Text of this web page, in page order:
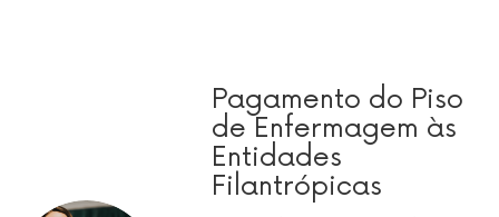
Pagamento do Piso
de Enfermagem às
Entidades
Filantrópicas